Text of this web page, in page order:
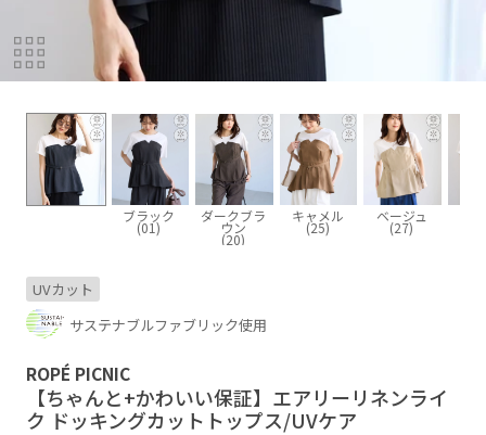
ブラック
(01)
ダークブラ
ウン
(20)
キャメル
(25)
ベージュ
(27)
UVカット
サステナブルファブリック使用
ROPÉ PICNIC
【ちゃんと+かわいい保証】エアリーリネンライ
ク ドッキングカットトップス/UVケア